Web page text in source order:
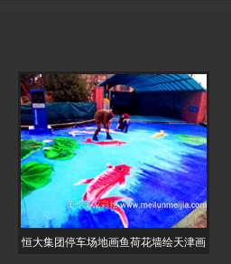
恒大集团停车场地画鱼荷花墙绘天津画